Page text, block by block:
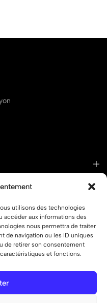
utilisons des technologies
accéder aux informations des
nous permettra de traiter
de navigation ou les ID uniques
de retirer son consentement
et fonctions.
droits réservés.